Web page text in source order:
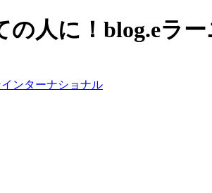
の人に！blog.eラ
ンターナショナル